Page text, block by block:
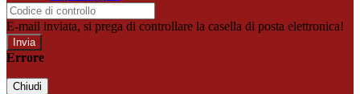
E-mail inviata, si prega di controllare la casella di posta elettronica!
Errore
Chiudi